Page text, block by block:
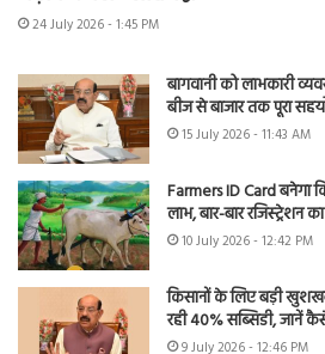
24 July 2026 - 1:45 PM
बागवानी को लाभकारी
बीज से बाजार तक पूरा
15 July 2026 - 11:43 AM
Farmers ID Card बनेगा
लाभ, बार-बार
10 July 2026 - 12:42 PM
किसानों के लिए बड़ी
रही 40% सब्सिडी, जानें
9 July 2026 - 12:46 PM